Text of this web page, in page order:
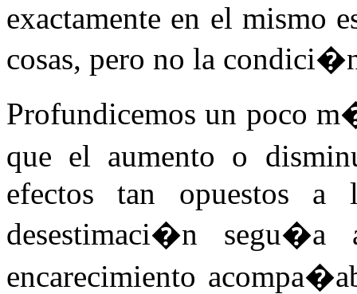
exactamente en el mismo
cosas, pero no la
Profundicemos un poco
que el aumento o
efectos tan opuestos a
desestimaci�n
encarecimiento